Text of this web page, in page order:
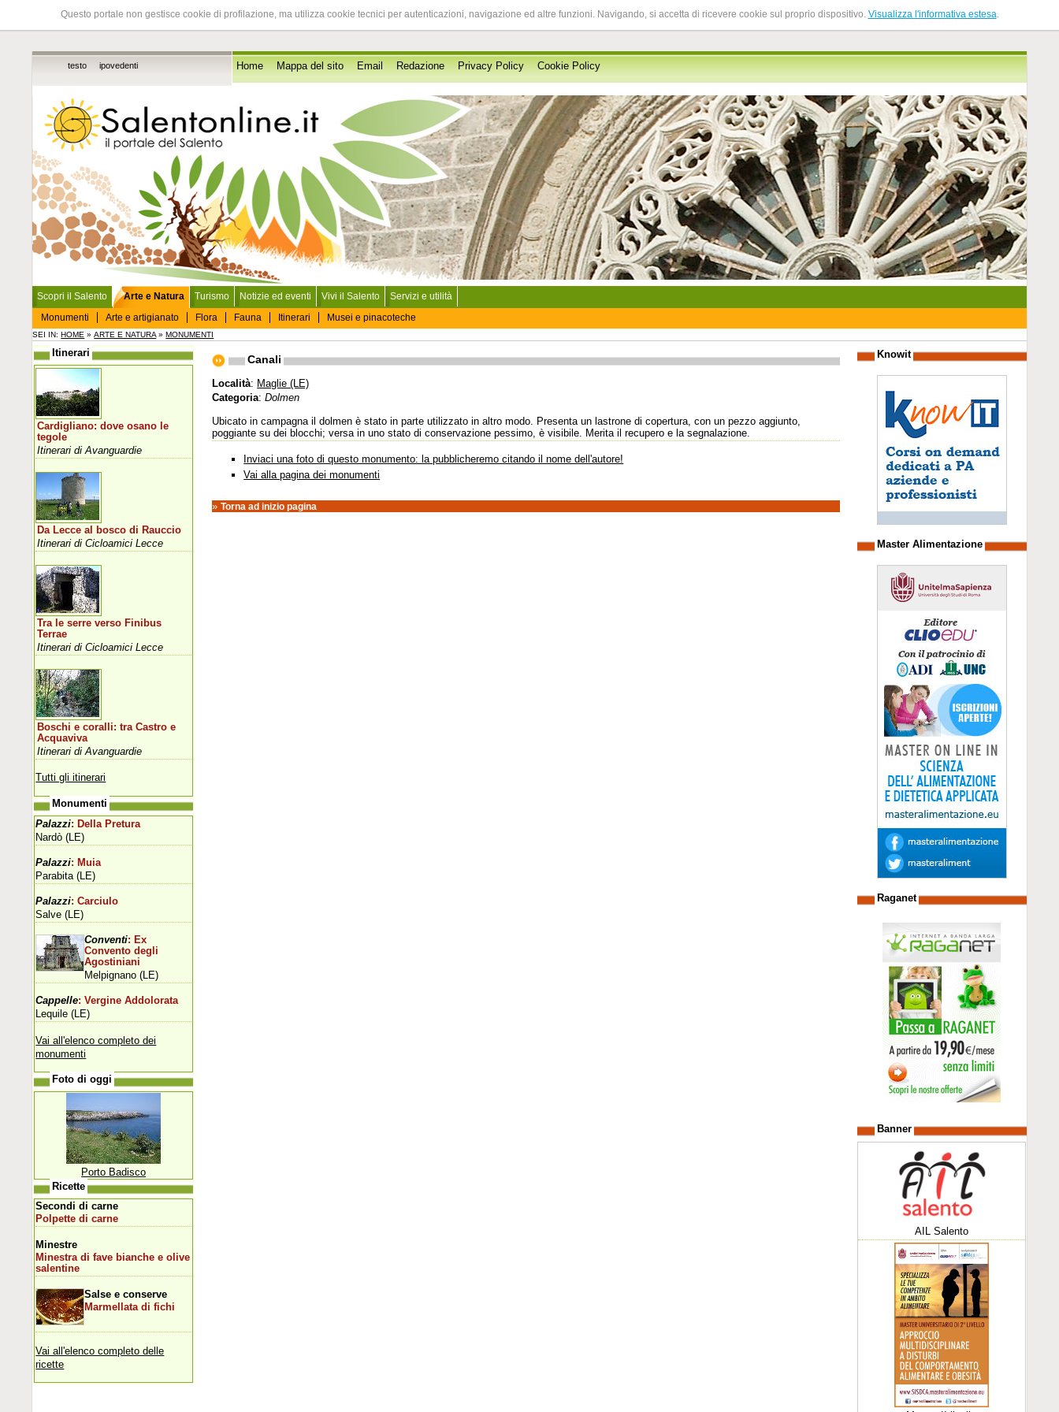
Questo portale non gestisce cookie di profilazione, ma utilizza cookie tecnici per autenticazioni, navigazione ed altre funzioni. Navigando, si accetta di ricevere cookie sul proprio dispositivo. Visualizza l'informativa estesa.
testo ipovedenti Home Mappa del sito Email Redazione Privacy Policy Cookie Policy
Scopri il Salento
Arte e Natura
Monumenti
Arte e artigianato Flora Fauna Itinerari Musei e pinacoteche
Turismo Notizie ed eventi Vivi il Salento Servizi e utilità
SEI IN:HOME »ARTE E NATURA »MONUMENTI
Canali
Località: Maglie (LE)
Categoria:Dolmen
Ubicato in campagna il dolmen è stato in parte utilizzato in altro modo. Presenta un lastrone di copertura, con un pezzo aggiunto,
poggiante su dei blocchi; versa in uno stato di conservazione pessimo, è visibile. Merita il recupero e la segnalazione.
Inviaci una foto di questo monumento: la pubblicheremo citando il nome dell'autore!
Vai alla pagina dei monumenti
»Torna ad inizio pagina
Itinerari
Cardigliano: dove osano le
tegole
Itinerari di Avanguardie
Da Lecce al bosco di Rauccio
Itinerari di Cicloamici Lecce
Tra le serre verso Finibus
Terrae
Itinerari di Cicloamici Lecce
Boschi e coralli: tra Castro e
Acquaviva
Itinerari di Avanguardie
Tutti gli itinerari
Monumenti
Palazzi: Della Pretura
Nardò (LE)
Palazzi: Muia
Parabita (LE)
Palazzi: Carciulo
Salve (LE)
Conventi: Ex
Convento degli
Agostiniani
Melpignano (LE)
Cappelle: Vergine Addolorata
Lequile (LE)
Vai all'elenco completo dei
monumenti
Foto di oggi
Porto Badisco
Ricette
Secondi di carne
Polpette di carne
Minestre
Minestra di fave bianche e olive
salentine
Salse e conserve
Marmellata di fichi
Vai all'elenco completo delle
ricette
Knowit
Master Alimentazione
Raganet
Banner
AIL Salento